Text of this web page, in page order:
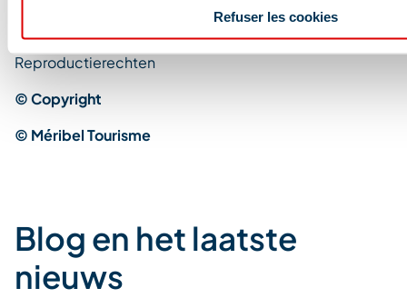
Refuser les cookies
gedeelte van de bepaling dat niet nietig is verklaard.
Reproductierechten
© Copyright
© Méribel Tourisme
Blog en het laatste
nieuws